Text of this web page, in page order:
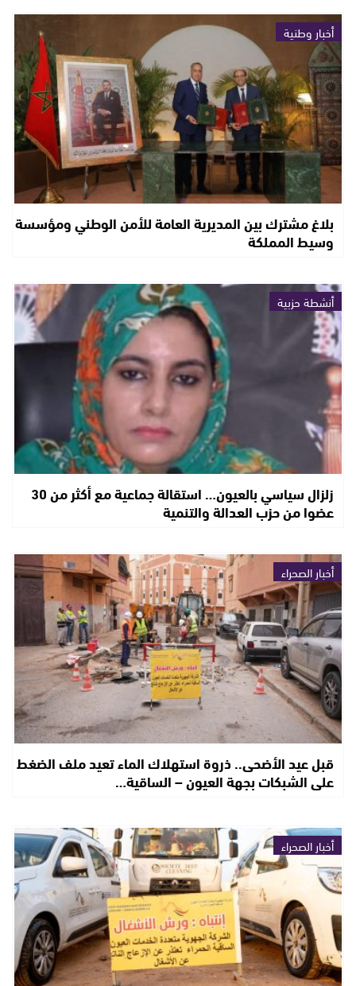
أخبار وطنية
بلاغ مشترك بين المديرية العامة للأمن الوطني ومؤسسة
وسيط المملكة
أنشطة حزبية
زلزال سياسي بالعيون… استقالة جماعية مع أكثر من 30
عضوا من حزب العدالة والتنمية
أخبار الصحراء
قبل عيد الأضحى.. ذروة استهلاك الماء تعيد ملف الضغط
على الشبكات بجهة العيون – الساقية…
أخبار الصحراء